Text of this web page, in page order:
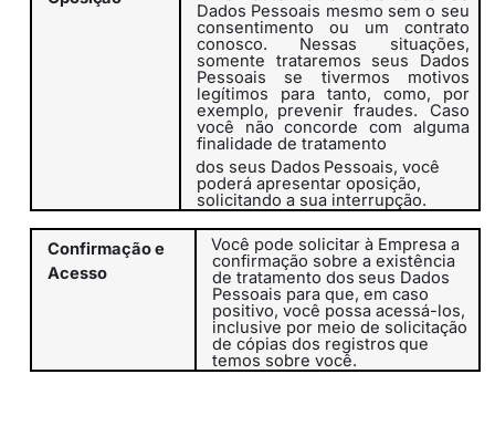
Dados Pessoais mesmo sem o seu
consentimento ou um contrato
conosco. Nessas situações,
somente trataremos seus Dados
Pessoais se tivermos motivos
legítimos para tanto, como, por
exemplo, prevenir fraudes.
Caso
você não concorde com alguma
finalidade de tratamento
dos seus Dados Pessoais, você
poderá apresentar oposição,
solicitando a sua interrupção.
Confirmaçãoe
Acesso
Você pode solicitar à Empresa a
confirmação sobre a existência
de tratamento dos seus Dados
Pessoais para que, em caso
positivo, você possa acessá-los,
inclusive por meio de solicitação
de cópias dos registros que
temos sobre você.